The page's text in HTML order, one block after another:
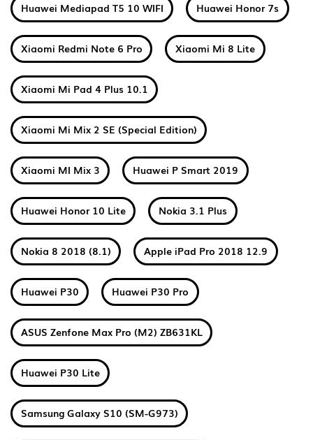
Huawei Mediapad T5 10 WIFI Huawei Honor 7s
Xiaomi Redmi Note 6 Pro Xiaomi Mi 8 Lite
Xiaomi Mi Pad 4 Plus 10.1
Xiaomi Mi Mix 2 SE (Special Edition)
Xiaomi MI Mix 3 Huawei P Smart 2019
Huawei Honor 10 Lite Nokia 3.1 Plus
Nokia 8 2018 (8.1) Apple iPad Pro 2018 12.9
Huawei P30 Huawei P30 Pro
ASUS Zenfone Max Pro (M2) ZB631KL
Huawei P30 Lite
Samsung Galaxy S10 (SM-G973)